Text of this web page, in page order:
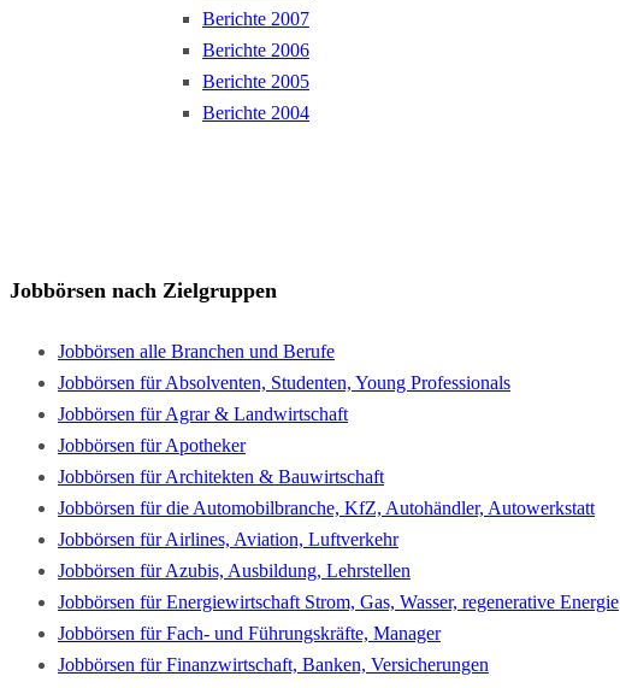
Berichte 2007
Berichte 2006
Berichte 2005
Berichte 2004
Jobbörsen nach Zielgruppen
Jobbörsen alle Branchen und Berufe
Jobbörsen für Absolventen, Studenten, Young Professionals
Jobbörsen für Agrar & Landwirtschaft
Jobbörsen für Apotheker
Jobbörsen für Architekten & Bauwirtschaft
Jobbörsen für die Automobilbranche, KfZ, Autohändler, Autowerkstatt
Jobbörsen für Airlines, Aviation, Luftverkehr
Jobbörsen für Azubis, Ausbildung, Lehrstellen
Jobbörsen für Energiewirtschaft Strom, Gas, Wasser, regenerative Energie
Jobbörsen für Fach- und Führungskräfte, Manager
Jobbörsen für Finanzwirtschaft, Banken, Versicherungen